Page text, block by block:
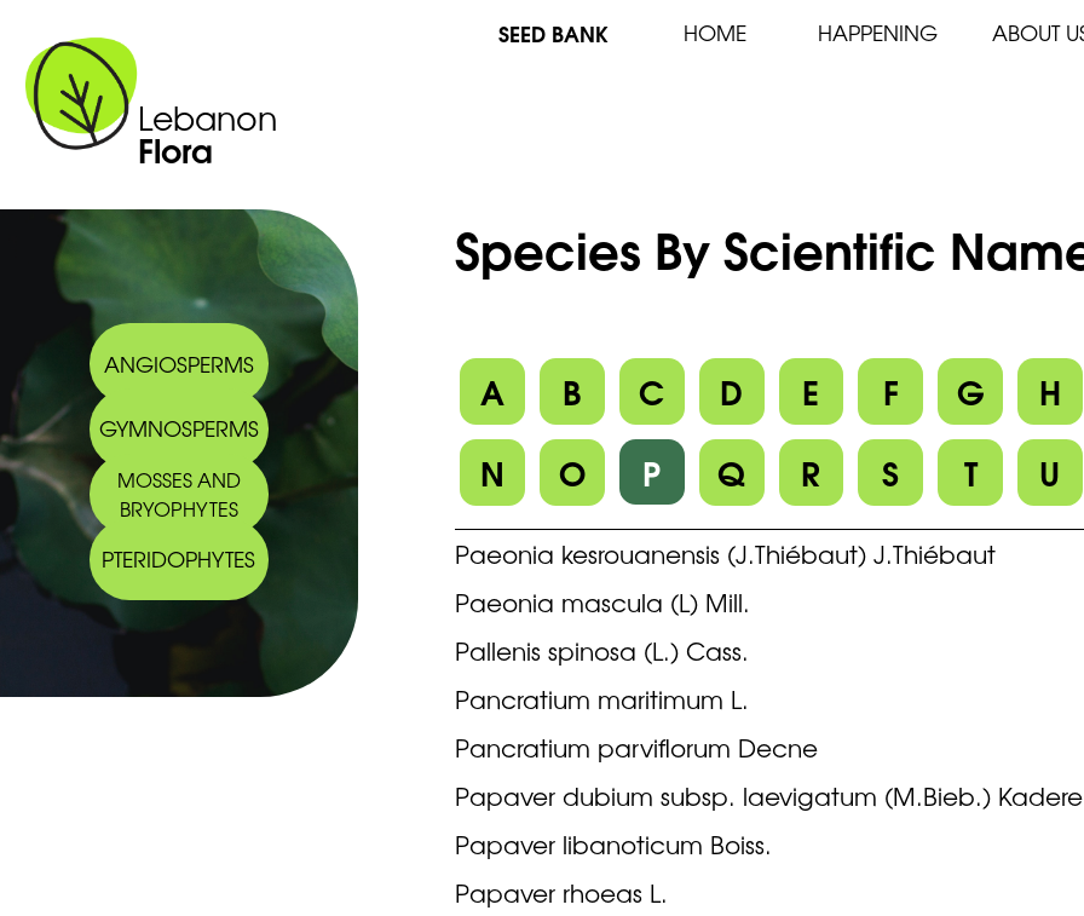
Lebanon
Flora
SEED BANK HOME HAPPENING ABOUT
ANGIOSPERMS
GYMNOSPERMS
MOSSES AND
BRYOPHYTES
PTERIDOPHYTES
Species By Scientific
A B C D E F G
H
N
O P Q R S T U
Paeonia kesrouanensis (J.Thiébaut) J.Thiébaut
Paeonia mascula (L) Mill.
Pallenis spinosa (L.) Cass.
Pancratium maritimum L.
Pancratium parviflorum Decne
Papaver dubium subsp. laevigatum (M.Bieb.)
Papaver libanoticum Boiss.
Papaver rhoeas L.